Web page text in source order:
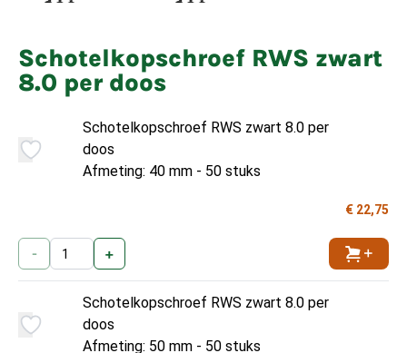
Schotelkopschroef RWS zwart
8.0 per doos
Schotelkopschroef RWS zwart 8.0 per
doos
Afmeting: 40 mm - 50 stuks
€ 22,75
- +
Schotelkopschroef RWS zwart 8.0 per
doos
Afmeting: 50 mm - 50 stuks